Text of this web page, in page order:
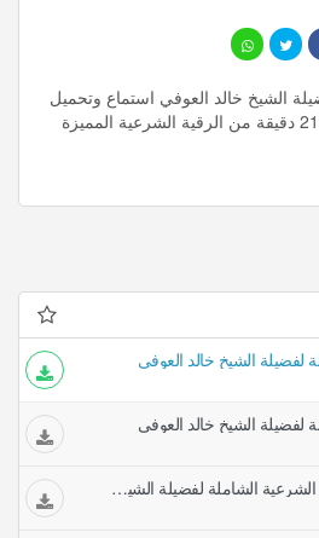
الشيخ خالد العوفي استماع وتحميل
mp3 ، استمع لأأكثر من 21.27 دقيقة من الرقية الشرعية المميزة
لفضيلة الشيخ خالد العوفي
لفضيلة الشيخ خالد العوفي
الرقية الشرعية الرقية الشرعية الشاملة لفضيلة الشيخ خالد العوفي